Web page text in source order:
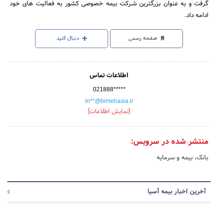
گرفت و به عنوان بزرگترین شـرکت بیمه خصوصی کشور به فعالیت های خود
ادامه داد.
صفحه رسمی دنبال کنید
اطلاعات تماس
021888*****
in**@bimehasia.ir
[نمایش اطلاعات]
منتشر شده در سرویس:
بانک، بیمه و سرمایه
آخرین اخبار بیمه آسیا